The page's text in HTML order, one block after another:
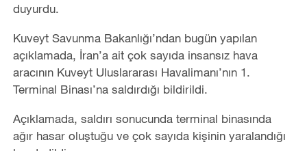
duyurdu.
Kuveyt Savunma Bakanlığı’ndan bugün yapılan
açıklamada, İran’a ait çok sayıda insansız hava
aracının Kuveyt Uluslararası Havalimanı’nın 1.
Terminal Binası’na saldırdığı bildirildi.
Açıklamada, saldırı sonucunda terminal binasında
ağır hasar oluştuğu ve çok sayıda kişinin yaralandığı